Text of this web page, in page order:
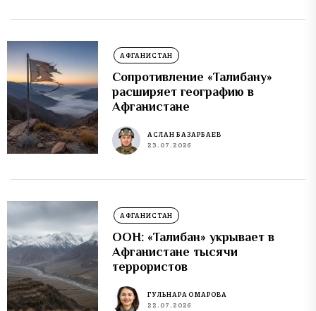
АФГАНИСТАН
Сопротивление «Талибану»
расширяет географию в
Афганистане
АСЛАН БАЗАРБАЕВ
23.07.2026
АФГАНИСТАН
ООН: «Талибан» укрывает в
Афганистане тысячи
террористов
ГУЛЬНАРА ОМАРОВА
22.07.2026